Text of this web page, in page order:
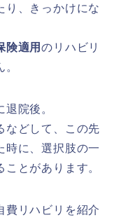
り、きっかけにな
険適用のリハビリ
院後。
などして、この先
時に、選択肢の一
とがあります。
費リハビリを紹介